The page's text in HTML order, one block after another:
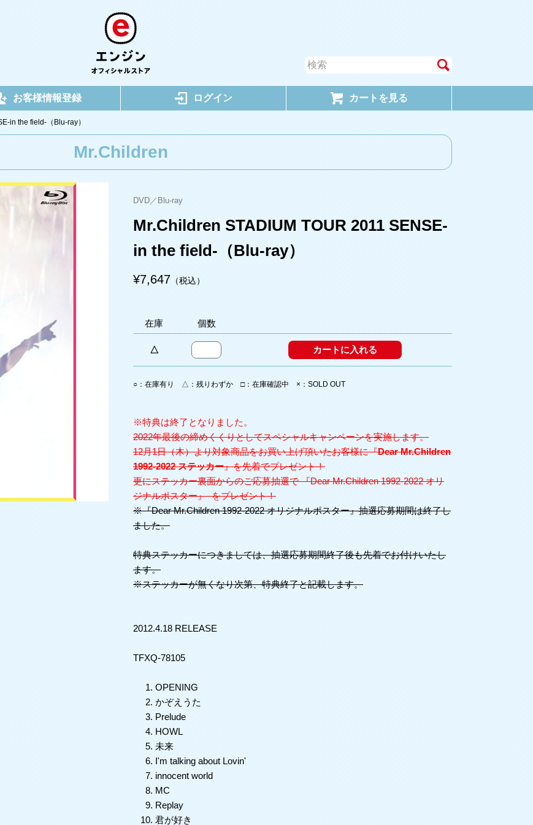
お客様情報登録 ログイン カートを見る
in the field-（Blu-ray）
Mr.Children
DVD／Blu-ray
Mr.Children STADIUM TOUR 2011 SENSE-
in the field-（Blu-ray）
¥7,647（税込）
在庫 個数
△
○：在庫有り △：残りわずか □：在庫確認中 ×：SOLD OUT
※特典は終了となりました。
2022年最後の締めくくりとしてスペシャルキャンペーンを実施します。
12月1日（木）より対象商品をお買い上げ頂いたお客様に『Dear Mr.Children
1992-2022 ステッカー』を先着でプレゼント！
更にステッカー裏面からのご応募抽選で 『Dear Mr.Children 1992-2022 オリ
ジナルポスター』 をプレゼント！
※『Dear Mr.Children 1992-2022 オリジナルポスター』抽選応募期間は終了し
ました。
特典ステッカーにつきましては、抽選応募期間終了後も先着でお付けいたし
ます。
※ステッカーが無くなり次第、特典終了と記載します。
2012.4.18 RELEASE
TFXQ-78105
OPENING
かぞえうた
Prelude
HOWL
未来
I'm talking about Lovin'
innocent world
MC
Replay
君が好き